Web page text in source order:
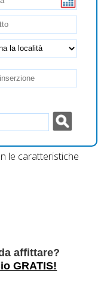
le caratteristiche
affittare?
GRATIS!